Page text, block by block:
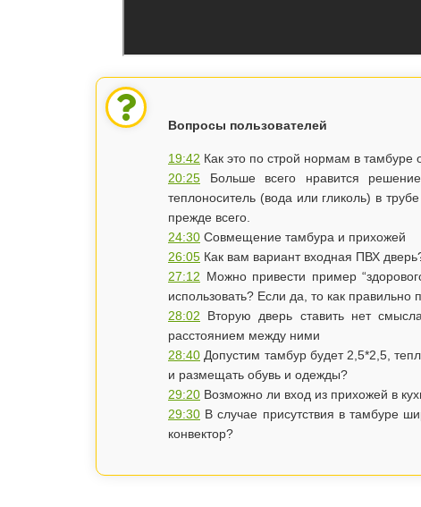
Вопросы пользователей
19:42 Как это по строй нормам в
20:25 Больше всего нравится решение
теплоноситель (вода или гликоль) в
прежде всего.
24:30 Совмещение тамбура и прихожей
26:05 Как вам вариант входная ПВХ
27:12 Можно привести пример
использовать? Если да, то как правильно
28:02 Вторую дверь ставить нет
расстоянием между ними
28:40 Допустим тамбур будет 2,5*2,5,
и размещать обувь и одежды?
29:20 Возможно ли вход из прихожей в
29:30 В случае присутствия в тамбуре
конвектор?